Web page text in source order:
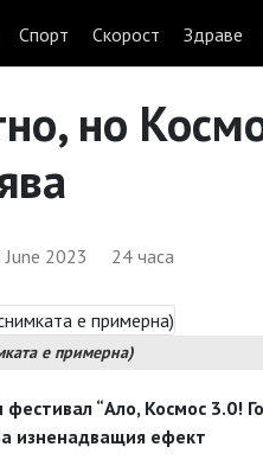
Спорт Скорост Здраве
но
June 2023 24 часа
е примерна)
“Ало, Космос 3.0!
изненадващия ефект